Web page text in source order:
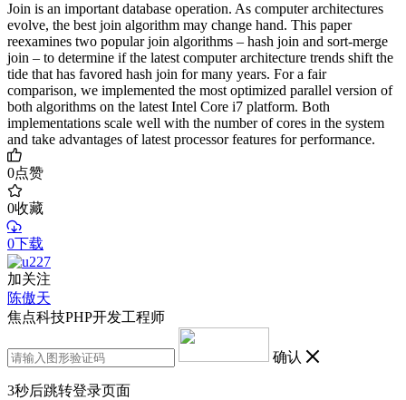
Join is an important database operation. As computer architectures
evolve, the best join algorithm may change hand. This paper
reexamines two popular join algorithms – hash join and sort-merge
join – to determine if the latest computer architecture trends shift the
tide that has favored hash join for many years. For a fair
comparison, we implemented the most optimized parallel version of
both algorithms on the latest Intel Core i7 platform. Both
implementations scale well with the number of cores in the system
and take advantages of latest processor features for performance.
0点赞
0收藏
0下载
加关注
陈傲天
焦点科技PHP开发工程师
确认
3秒后跳转登录页面